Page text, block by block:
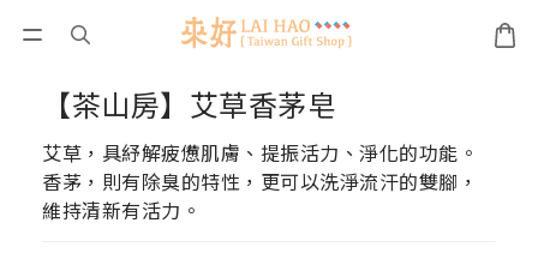
【茶山房】艾草香茅皂
艾草，具紓解疲憊肌膚、提振活力、淨化的功能。
香茅，則有除臭的特性，更可以洗淨流汗的雙腳，
維持清新有活力。